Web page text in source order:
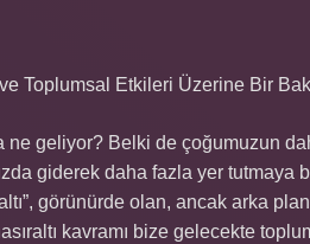
Toplumsal Etkileri Üzerine Bir
ne geliyor? Belki de çoğumuzun
giderek daha fazla yer tutmaya
görünürde olan, ancak arka
kavramı bize gelecekte